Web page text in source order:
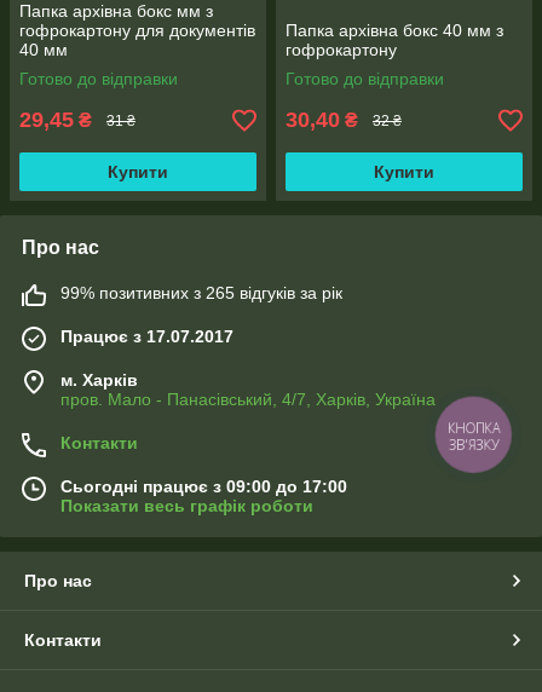
Папка архівна бокс мм з
гофрокартону для документів
40 мм
Готово до відправки
29,45 ₴ 31 ₴
Купити
Папка архівна бокс 40 мм з
гофрокартону
Готово до відправки
30,40 ₴ 32 ₴
Купити
Про нас
99% позитивних з 265 відгуків за рік
Працює з 17.07.2017
м. Харків
пров. Мало - Панасівський, 4/7, Харків, Україна
Контакти
Сьогодні працює з 09:00 до 17:00
Показати весь графік роботи
Про нас
Контакти
КНОПКА
ЗВ'ЯЗКУ